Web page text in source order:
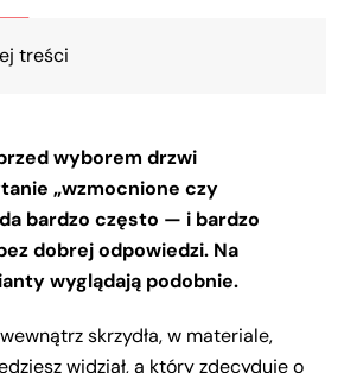
treści
wyborem drzwi
„wzmocnione czy
bardzo często — i bardzo
dobrej odpowiedzi. Na
wyglądają podobnie.
skrzydła, w materiale,
widział, a który zdecyduje o